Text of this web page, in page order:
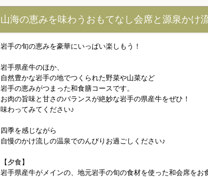
山海の恵みを味わうおもてなし会席と源泉かけ
岩手の旬の恵みを豪華にいっぱい楽しもう！
岩手県産牛のほか、
自然豊かな岩手の地でつくられた野菜や山菜など
岩手の恵みがつまった和食膳コースです。
お肉の旨味と甘さのバランスが絶妙な岩手の県産牛をぜひ！
味わってみてください♪
四季を感じながら
自慢のかけ流しの温泉でのんびりお過ごしください♪
【夕食】
岩手県産牛がメインの、地元岩手の旬の食材を使った和会席をお